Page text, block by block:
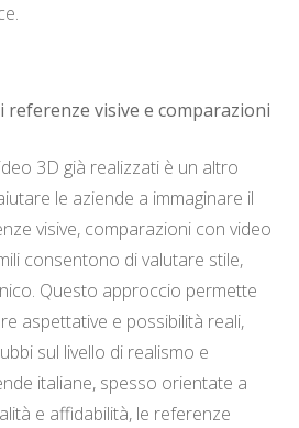
referenze visive e comparazioni
3D già realizzati è un altro
le aziende a immaginare il
visive, comparazioni con video
consentono di valutare stile,
Questo approccio permette
aspettative e possibilità reali,
sul livello di realismo e
italiane, spesso orientate a
e affidabilità, le referenze